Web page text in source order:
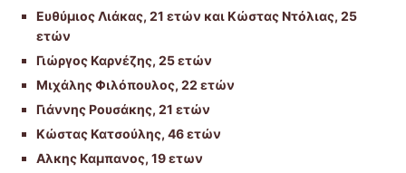
Ευθύμιος Λιάκας, 21 ετών και Κώστας Ντόλιας, 25
ετών
Γιώργος Καρνέζης, 25 ετών
Μιχάλης Φιλόπουλος, 22 ετών
Γιάννης Ρουσάκης, 21 ετών
Kώστας Κατσούλης, 46 ετών
Αλκης Καμπανος, 19 ετων